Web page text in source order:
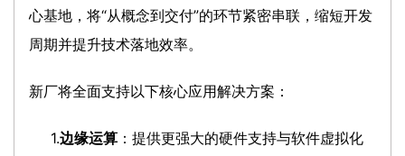
心基地，将“从概念到交付”的环节紧密串联，缩短开发
周期并提升技术落地效率。
新厂将全面支持以下核心应用解决方案：
1.边缘运算 ：提供更强大的硬件支持与软件虚拟化